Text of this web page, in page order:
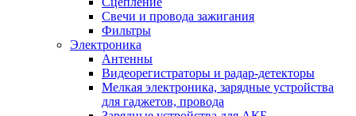
Свечи и провода зажигания
Фильтры
Электроника
Антенны
Видеорегистраторы и радар-детекторы
Мелкая электроника, зарядные устройства
для гаджетов, провода